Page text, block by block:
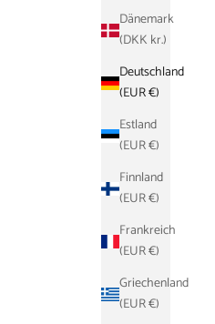
Dänemark
(DKK kr.)
Deutschland
(EUR €)
Estland
(EUR €)
Finnland
(EUR €)
Frankreich
(EUR €)
Griechenland
(EUR €)